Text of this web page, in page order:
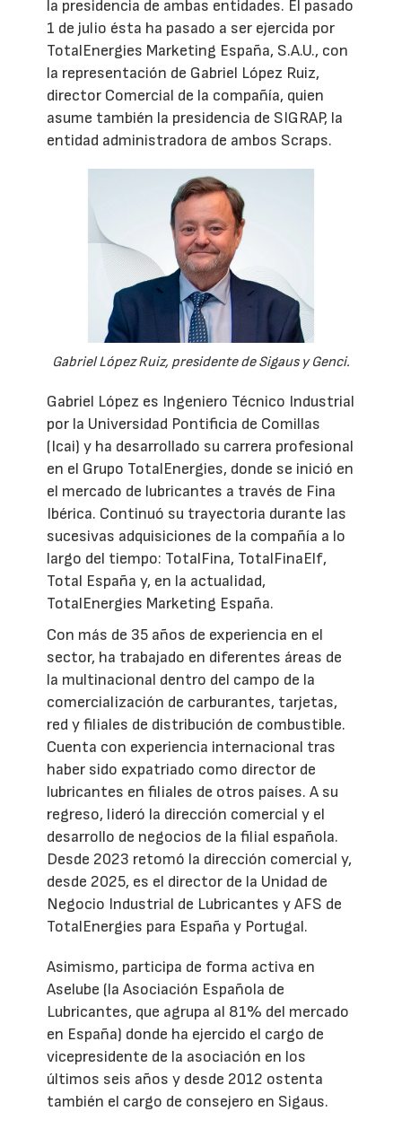
la presidencia de ambas entidades. El pasado
1 de julio ésta ha pasado a ser ejercida por
TotalEnergies Marketing España, S.A.U., con
la representación de Gabriel López Ruiz,
director Comercial de la compañía, quien
asume también la presidencia de SIGRAP, la
entidad administradora de ambos Scraps.
Gabriel López Ruiz, presidente de Sigaus y Genci.
Gabriel López es Ingeniero Técnico Industrial
por la Universidad Pontificia de Comillas
(Icai) y ha desarrollado su carrera profesional
en el Grupo TotalEnergies, donde se inició en
el mercado de lubricantes a través de Fina
Ibérica. Continuó su trayectoria durante las
sucesivas adquisiciones de la compañía a lo
largo del tiempo: TotalFina, TotalFinaElf,
Total España y, en la actualidad,
TotalEnergies Marketing España.
Con más de 35 años de experiencia en el
sector, ha trabajado en diferentes áreas de
la multinacional dentro del campo de la
comercialización de carburantes, tarjetas,
red y filiales de distribución de combustible.
Cuenta con experiencia internacional tras
haber sido expatriado como director de
lubricantes en filiales de otros países. A su
regreso, lideró la dirección comercial y el
desarrollo de negocios de la filial española.
Desde 2023 retomó la dirección comercial y,
desde 2025, es el director de la Unidad de
Negocio Industrial de Lubricantes y AFS de
TotalEnergies para España y Portugal.
Asimismo, participa de forma activa en
Aselube (la Asociación Española de
Lubricantes, que agrupa al 81% del mercado
en España) donde ha ejercido el cargo de
vicepresidente de la asociación en los
últimos seis años y desde 2012 ostenta
también el cargo de consejero en Sigaus.